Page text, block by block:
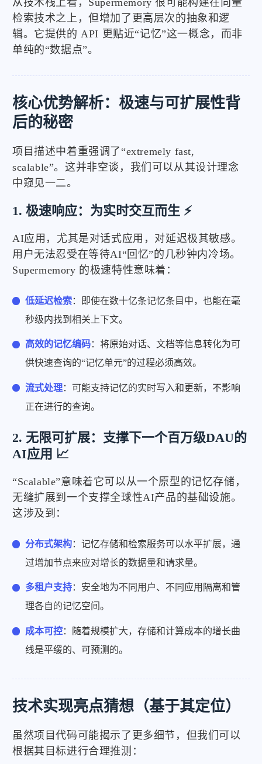
检索技术之上，但增加了更高层次的抽象和逻
辑。它提供的 API 更贴近“记忆”这一概念，而非
单纯的“数据点”。
核心优势解析：极速与可扩展性背
后的秘密
项目描述中着重强调了“extremely fast,
scalable”。这并非空谈，我们可以从其设计理念
中窥见一二。
1. 极速响应：为实时交互而生 ⚡
AI应用，尤其是对话式应用，对延迟极其敏感。
用户无法忍受在等待AI“回忆”的几秒钟内冷场。
Supermemory 的极速特性意味着：
低延迟检索：即使在数十亿条记忆条目中，也能在毫
秒级内找到相关上下文。
高效的记忆编码：将原始对话、文档等信息转化为可
供快速查询的“记忆单元”的过程必须高效。
流式处理：可能支持记忆的实时写入和更新，不影响
正在进行的查询。
2. 无限可扩展：支撑下一个百万级DAU的
AI应用 📈
“Scalable”意味着它可以从一个原型的记忆存储，
无缝扩展到一个支撑全球性AI产品的基础设施。
这涉及到：
分布式架构：记忆存储和检索服务可以水平扩展，通
过增加节点来应对增长的数据量和请求量。
多租户支持：安全地为不同用户、不同应用隔离和管
理各自的记忆空间。
成本可控：随着规模扩大，存储和计算成本的增长曲
线是平缓的、可预测的。
技术实现亮点猜想（基于其定位）
虽然项目代码可能揭示了更多细节，但我们可以
根据其目标进行合理推测：